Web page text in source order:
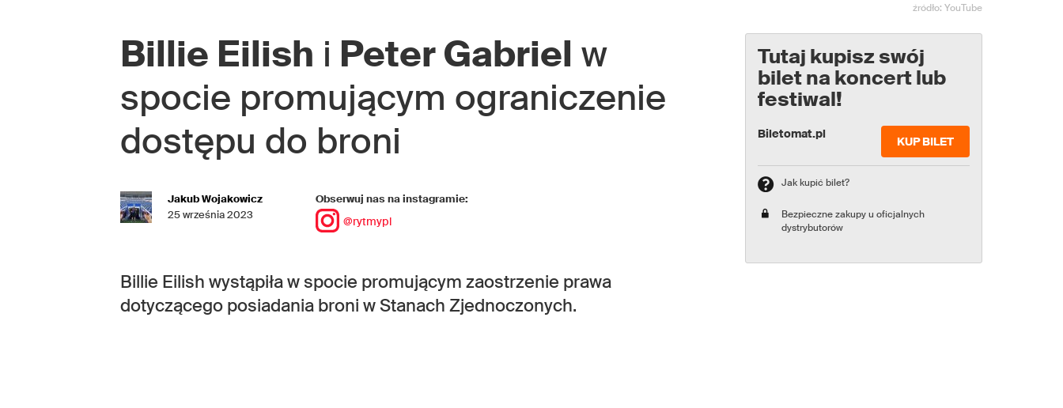
źródło: YouTube
Billie Eilish i Peter Gabriel w
spocie promującym ograniczenie
dostępu do broni
Jakub Wojakowicz
25 września 2023
Obserwuj nas na instagramie:
@rytmypl
Billie Eilish wystąpiła w spocie promującym zaostrzenie prawa
dotyczącego posiadania broni w Stanach Zjednoczonych.
Tutaj kupisz swój
bilet na koncert lub
festiwal!
Biletomat.pl
KUP BILET
Jak kupić bilet?
Bezpieczne zakupy u oficjalnych
dystrybutorów